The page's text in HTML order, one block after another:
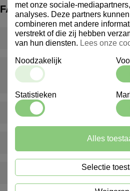
FAQ
Wat is een inventarispakket?
Wat gebeurt er als er iets
levering?
Levert Marindex ook buiten
Bieden jullie ook advies op maat
Hoe kan ik klant worden bij
met onze sociale-
analyses. Deze partners
combineren met andere
verstrekt of die zij hebben
van hun diensten. Lees onze
Noodzakelijk
Statistieken
Selectie
Alles